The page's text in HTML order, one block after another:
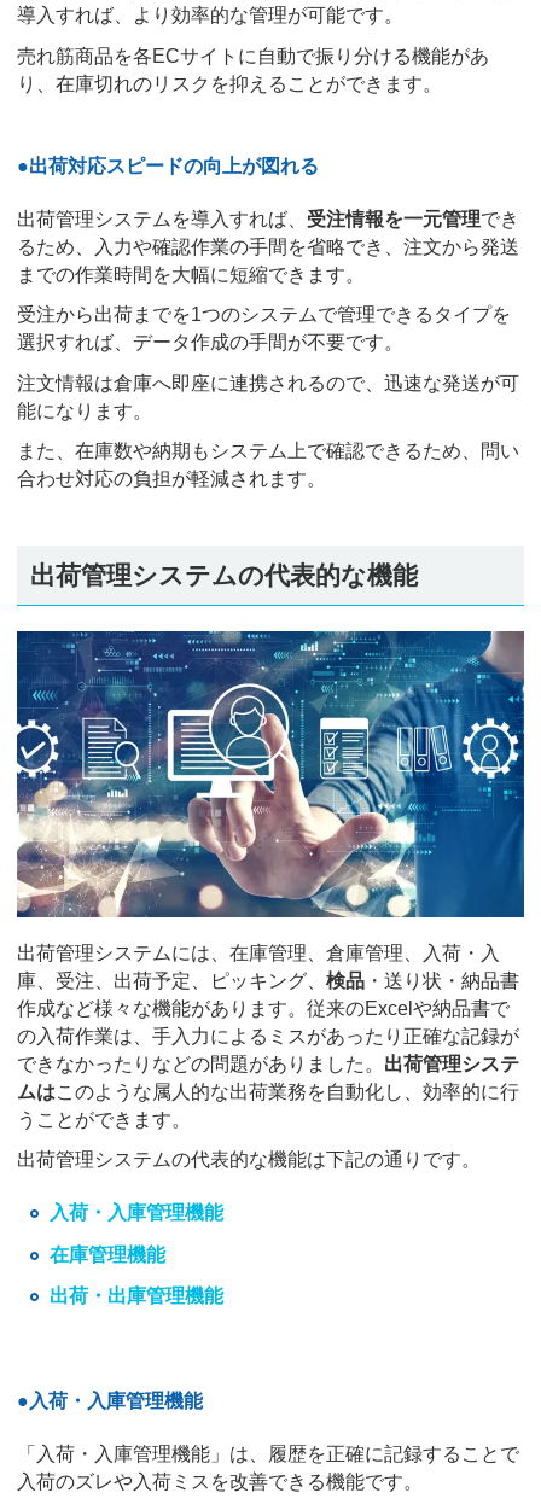
導入すれば、より効率的な管理が可能です。
売れ筋商品を各ECサイトに自動で振り分ける機能があ
り、在庫切れのリスクを抑えることができます。
●出荷対応スピードの向上が図れる
出荷管理システムを導入すれば、 受注情報を一元管理でき
るため、入力や確認作業の手間を省略でき、注文から発送
までの作業時間を大幅に短縮できます。
受注から出荷までを1つのシステムで管理できるタイプを
選択すれば、データ作成の手間が不要です。
注文情報は倉庫へ即座に連携されるので、迅速な発送が可
能になります。
また、在庫数や納期もシステム上で確認できるため、問い
合わせ対応の負担が軽減されます。
出荷管理システムの代表的な機能
出荷管理システムには、在庫管理、倉庫管理、入荷・入
庫、受注、出荷予定、ピッキング、 検品 ・送り状・納品書
作成など様々な機能があります。従来のExcelや納品書で
の入荷作業は、手入力によるミスがあったり正確な記録が
できなかったりなどの問題がありました。 出荷管理システ
ムはこのような属人的な出荷業務を自動化し、効率的に行
うことができます。
出荷管理システムの代表的な機能は下記の通りです。
入荷・入庫管理機能
在庫管理機能
出荷・出庫管理機能
●入荷・入庫管理機能
「入荷・入庫管理機能」は、履歴を正確に記録することで
入荷のズレや入荷ミスを改善できる機能です。